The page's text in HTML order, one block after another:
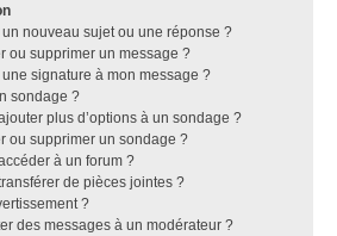
nouveau sujet ou une réponse ?
ou supprimer un message ?
signature à mon message ?
sondage ?
plus d’options à un sondage ?
ou supprimer un sondage ?
à un forum ?
de pièces jointes ?
?
des messages à un modérateur ?